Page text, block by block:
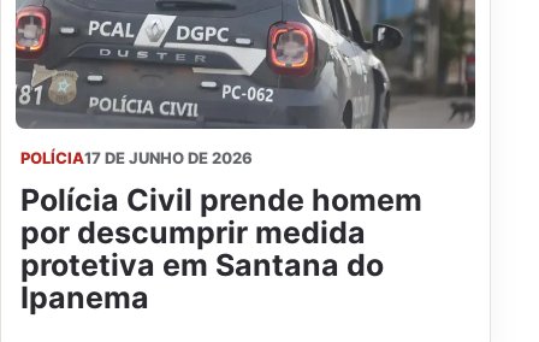
POLÍCIA17 DE JUNHO DE 2026
Polícia Civil prende homem
por descumprir medida
protetiva em Santana do
Ipanema